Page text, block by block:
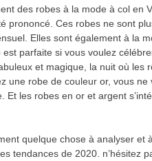
des robes à la mode à col en
prononcé. Ces robes ne sont
Elles sont également à la
est parfaite si vous voulez
et magique, la nuit où
une robe de couleur or, vous
Et les robes en or et argent
quelque chose à analyser et
tendances de 2020. n’hésitez